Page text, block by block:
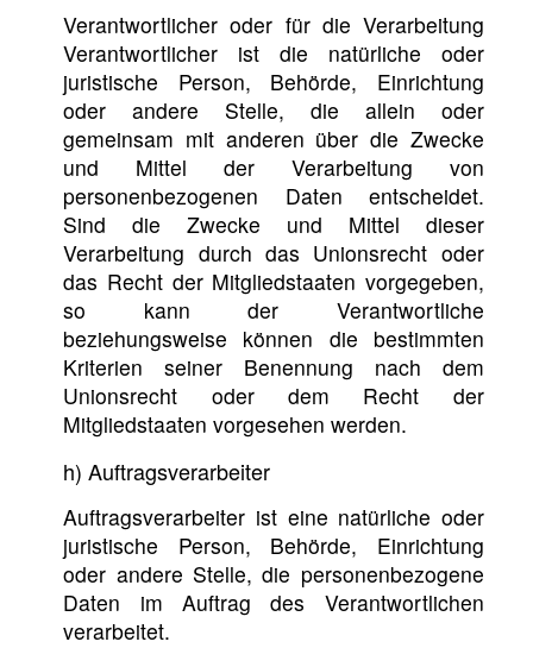
Verantwortlicher oder für die Verarbeitung
Verantwortlicher ist die natürliche oder
juristische Person, Behörde, Einrichtung
oder andere Stelle, die allein oder
gemeinsam mit anderen über die Zwecke
und Mittel der Verarbeitung von
personenbezogenen Daten entscheidet.
Sind die Zwecke und Mittel dieser
Verarbeitung durch das Unionsrecht oder
das Recht der Mitgliedstaaten vorgegeben,
so kann der Verantwortliche
beziehungsweise können die bestimmten
Kriterien seiner Benennung nach dem
Unionsrecht oder dem Recht der
Mitgliedstaaten vorgesehen werden.
h) Auftragsverarbeiter
Auftragsverarbeiter ist eine natürliche oder
juristische Person, Behörde, Einrichtung
oder andere Stelle, die personenbezogene
Daten im Auftrag des Verantwortlichen
verarbeitet.